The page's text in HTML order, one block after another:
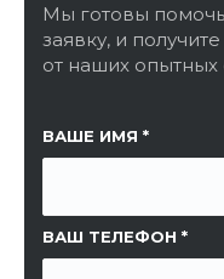
Мы готовы
заявку, и
от наших опытных
ВАШЕ ИМЯ
ВАШ ТЕЛЕФОН
ССЫЛКА НА